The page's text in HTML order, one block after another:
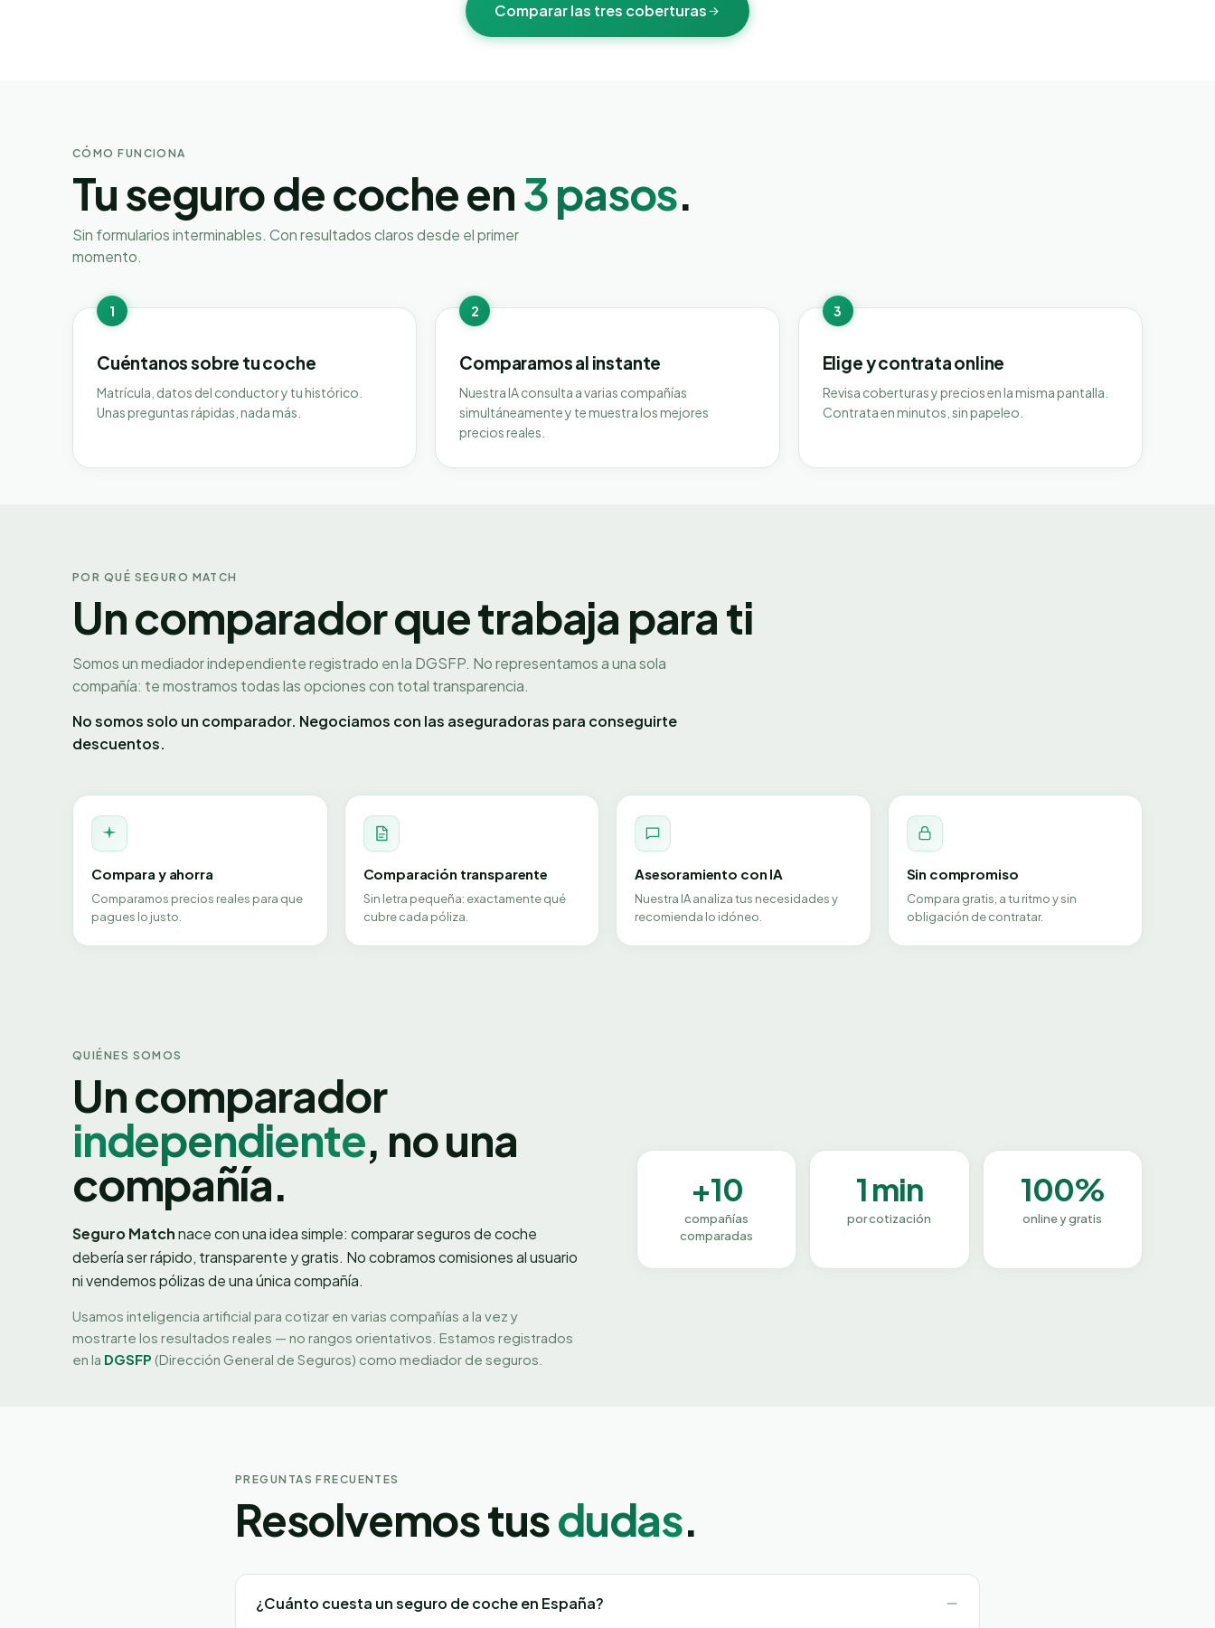
Comparar las tres coberturas
CÓMO FUNCIONA
Tu seguro de coche en3 pasos.
Sin formularios interminables. Con resultados claros desde el primer
momento.
1
Cuéntanos sobre tu coche
Matrícula, datos del conductor y tu histórico.
Unas preguntas rápidas, nada más.
2
Comparamos al instante
Nuestra IA consulta a varias compañías
simultáneamente y te muestra los mejores
precios reales.
3
Elige y contrata online
Revisa coberturas y precios en la misma pantalla.
Contrata en minutos, sin papeleo.
POR QUÉ SEGURO MATCH
Un comparador que trabaja para ti
Somos un mediador independiente registrado en la DGSFP. No representamos a una sola
compañía: te mostramos todas las opciones con total transparencia.
No somos solo un comparador. Negociamos con las aseguradoras para conseguirte
descuentos.
Compara y ahorra
Comparamos precios reales para que
pagues lo justo.
Comparación transparente
Sin letra pequeña: exactamente qué
cubre cada póliza.
Asesoramiento con IA
Nuestra IA analiza tus necesidades y
recomienda lo idóneo.
Sin compromiso
Compara gratis, a tu ritmo y sin
obligación de contratar.
QUIÉNES SOMOS
Un comparador
independiente, no una
compañía.
Seguro Matchnace con una idea simple: comparar seguros decoche
debería ser rápido, transparente y gratis. No cobramos comisiones al usuario
ni vendemos pólizas de una única compañía.
Usamos inteligencia artificial para cotizar en varias compañías a la vez y
mostrarte los resultados reales — no rangos orientativos. Estamos registrados
en la DGSFP (Dirección General de Seguros) como mediador de seguros.
+10
compañías
comparadas
1 min
por cotización
100%
online y gratis
PREGUNTAS FRECUENTES
Resolvemos tusdudas.
¿Cuánto cuesta un seguro de coche en España?